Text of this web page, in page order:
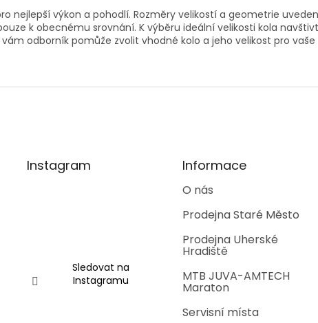
nejlepší výkon a pohodlí. Rozměry velikostí a geometrie
k obecnému srovnání. K výběru ideální velikosti kola
vám odborník pomůže zvolit vhodné kolo a jeho velikost pro vaše
Instagram
Sledovat na
Instagramu
Informace
O nás
Prodejna Staré Město
Prodejna Uherské
Hradiště
MTB JUVA-AMTECH
Maraton
Servisní místa